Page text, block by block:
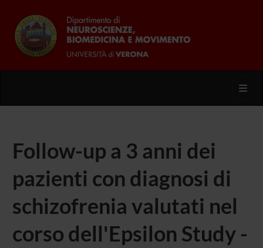
Follow-up a 3 anni dei
pazienti con diagnosi di
schizofrenia valutati nel
corso dell'Epsilon Study -